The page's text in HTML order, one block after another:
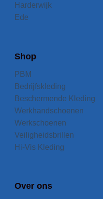
Harderwijk
Ede
Shop
PBM
Bedrijfskleding
Beschermende Kleding
Werkhandschoenen
Werkschoenen
Veiligheidsbrillen
Hi-Vis Kleding
Over ons